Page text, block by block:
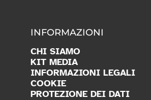
INFORMAZIONI
CHI SIAMO
KIT MEDIA
INFORMAZIONI LEGALI
COOKIE
PROTEZIONE DEI DATI